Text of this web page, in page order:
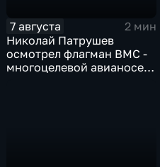
7 августа
2 мин
Николай Патрушев
осмотрел флагман ВМС -
многоцелевой авианосец